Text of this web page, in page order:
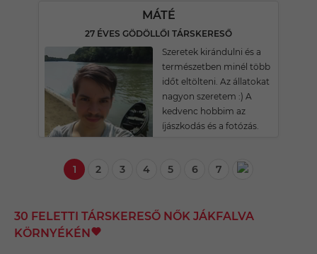
MÁTÉ
27 ÉVES GÖDÖLLŐI TÁRSKERESŐ
Szeretek kirándulni és a
természetben minél több
időt eltölteni. Az állatokat
nagyon szeretem :) A
kedvenc hobbim az
íjászkodás és a fotózás.
1 2 3 4 5 6 7
30 FELETTI TÁRSKERESŐ NŐK JÁKFALVA
KÖRNYÉKÉN